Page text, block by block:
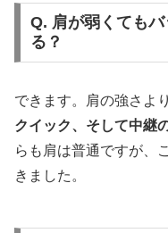
Q. 肩が弱くても
る？
できます。肩の強さより
クイック、そして中継
らも肩は普通ですが、
きました。